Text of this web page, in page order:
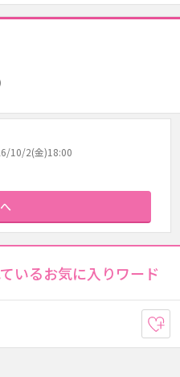
10/2(金)18:00
いるお気に入りワード